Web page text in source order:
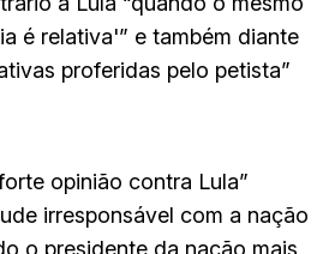
é relativa'” e também diante
proferidas pelo petista”
opinião contra Lula”
irresponsável com a nação
o presidente da nação mais